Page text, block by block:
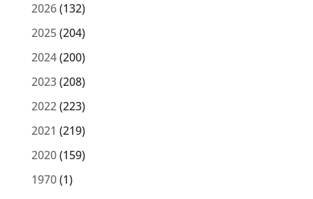
2026(132)
2025(204)
2024(200)
2023(208)
2022(223)
2021 (219)
2020(159)
1970(1)